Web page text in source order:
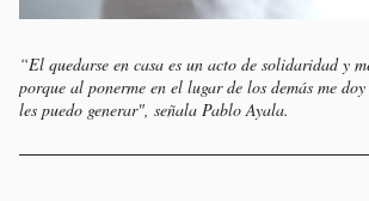
“El quedarse en casa es un acto de solidaridad y
porque al ponerme en el lugar de los demás me
les puedo generar", señala Pablo Ayala.